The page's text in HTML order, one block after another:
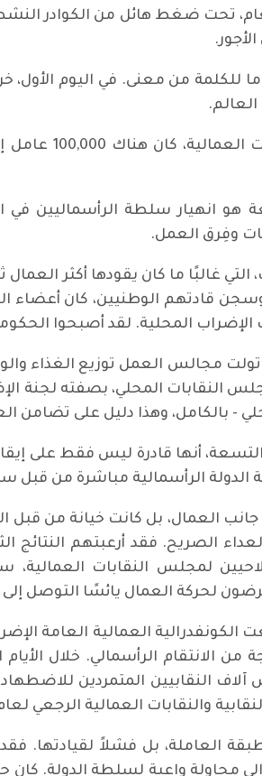
بعد يومين
هو انهيار سلطة الرأسماليين
وفِرق العمل.
غالبًا ما كان يقودها أكثر
قادتهم الوطنيين، كان أعضاء
المحلية. لقد أصبحوا
مجالس العمل توزيع الغذاء
النقابات المحلي، بصفته لجنة
- بالكامل، وهذا دليل على تضامن
التسعة، أنها قادرة ليس فقط على
الرأسمالية مباشرة من قبل
العمال، بل كانت خيانة من قبل
الصريح. فقد أرعبتهم النتائج
لمجلس النقابات
لحركة العمال يائسًا التوصل
الكونفدرالية العمالية العامة
النقابيين المتمردين
لعام 1927، الذي حظر الإضرابات التضامنية والاعتصامات
العاملة، بل فشلاً لقيادتها.
محاولة واعية لسلطة الدولة.